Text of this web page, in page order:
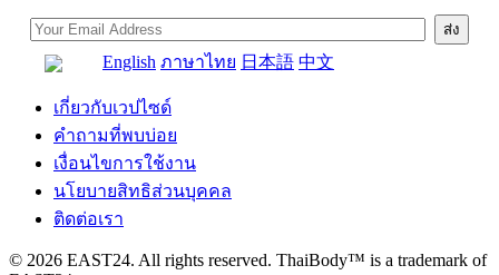
English ภาษาไทย 日本語 中文
เกี่ยวกับเวปไซด์
คำถามที่พบบ่อย
เงื่อนไขการใช้งาน
นโยบายสิทธิส่วนบุคคล
ติดต่อเรา
© 2026 EAST24. All rights reserved. ThaiBody™ is a trademark of